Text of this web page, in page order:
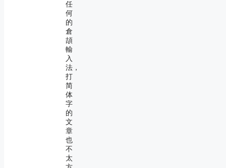
任
何
的
倉
頡
輸
入
法，
打
简
体
字
的
文
章
也
不
太